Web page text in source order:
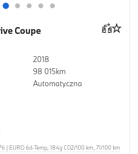
Coupe
2018
98 015km
Automatyczna
| EURO 6d-Temp, 184g CO2/100 km, 7l/100 km